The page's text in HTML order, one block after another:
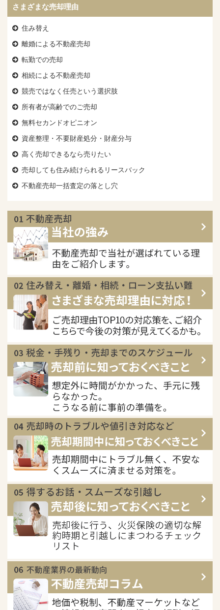
さまざまな売却理由
住み替え
離婚による不動産売却
転勤での売却
相続による不動産売却
競売ではなく任売という選択肢
所有者が高齢でのご売却
無料セカンドオピニオン
資産整理・不要財産処分・財産分与
高く売却できるなら売りたい
売却しても住み続けられるリースバック
不動産売却一括査定の落とし穴